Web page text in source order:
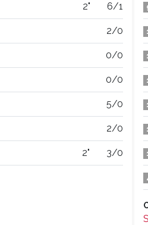
2" 6/1
2/0
0/0
0/0
5/0
2/0
2" 3/0